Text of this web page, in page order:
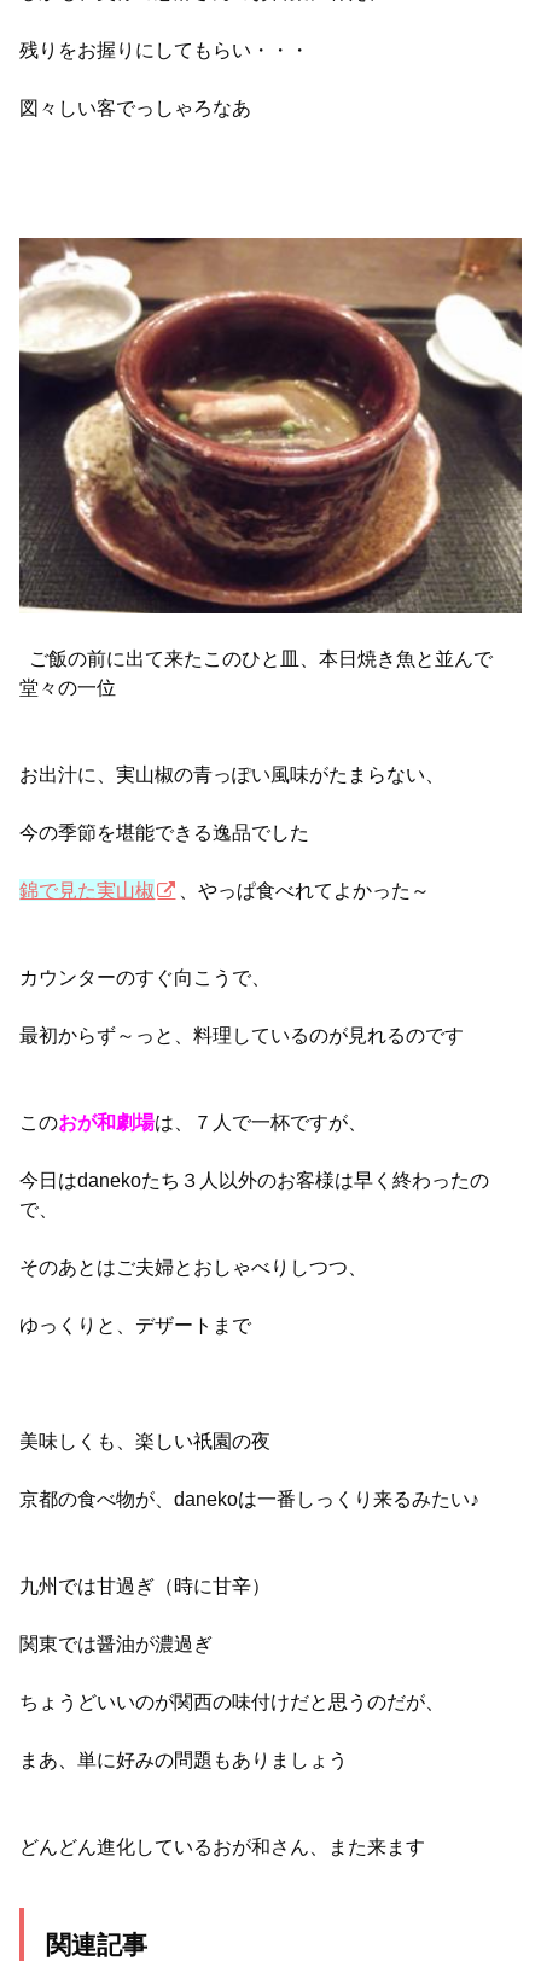
残りをお握りにしてもらい・・・
図々しい客でっしゃろなあ
ご飯の前に出て来たこのひと皿、本日焼き魚と並んで
堂々の一位
お出汁に、実山椒の青っぽい風味がたまらない、
今の季節を堪能できる逸品でした
錦で見た実山椒 、やっぱ食べれてよかった～
カウンターのすぐ向こうで、
最初からず～っと、料理しているのが見れるのです
このおが和劇場は、７人で一杯ですが、
今日はdanekoたち３人以外のお客様は早く終わったの
で、
そのあとはご夫婦とおしゃべりしつつ、
ゆっくりと、デザートまで
美味しくも、楽しい祇園の夜
京都の食べ物が、danekoは一番しっくり来るみたい♪
九州では甘過ぎ（時に甘辛）
関東では醤油が濃過ぎ
ちょうどいいのが関西の味付けだと思うのだが、
まあ、単に好みの問題もありましょう
どんどん進化しているおが和さん、また来ます
関連記事